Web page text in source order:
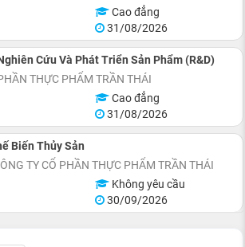
Cao đẳng
31/08/2026
Cứu Và Phát Triển Sản Phẩm (R&D)
THỰC PHẨM TRẦN THÁI
Cao đẳng
31/08/2026
Biến Thủy Sản
TY CỔ PHẦN THỰC PHẨM TRẦN THÁI
Không yêu cầu
30/09/2026